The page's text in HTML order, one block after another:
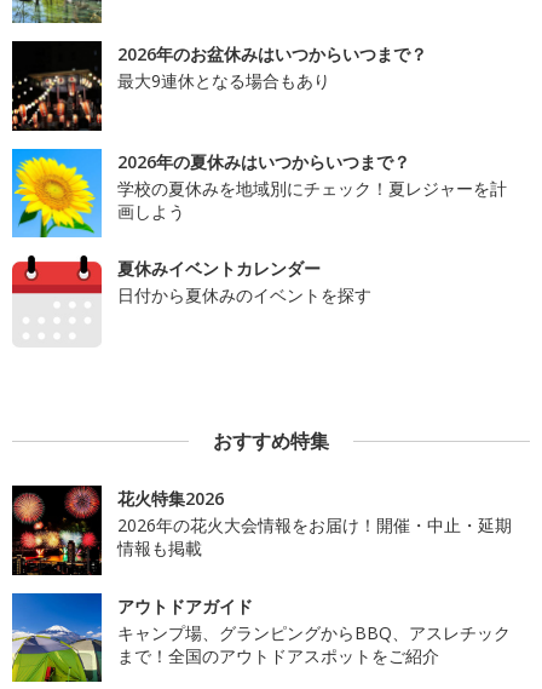
2026年のお盆休みはいつからいつまで？
最大9連休となる場合もあり
2026年の夏休みはいつからいつまで？
学校の夏休みを地域別にチェック！夏レジャーを計
画しよう
夏休みイベントカレンダー
日付から夏休みのイベントを探す
おすすめ特集
花火特集2026
2026年の花火大会情報をお届け！開催・中止・延期
情報も掲載
アウトドアガイド
キャンプ場、グランピングからBBQ、アスレチック
まで！全国のアウトドアスポットをご紹介